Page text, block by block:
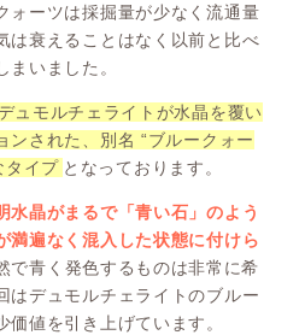
ォーツは採掘量が少なく流通量
は衰えることはなく以前と比べ
まいました。
ュモルチェライトが水晶を覆い
ンされた、別名 “ブルークォー
タイプ となっております。
水晶がまるで「青い石」のよう
満遍なく混入した状態に付けら
で青く発色するものは非常に希
はデュモルチェライトのブルー
値を引き上げています。